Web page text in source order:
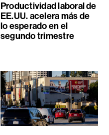
Productividad laboral de
EE.UU. acelera más de
lo esperado en el
segundo trimestre